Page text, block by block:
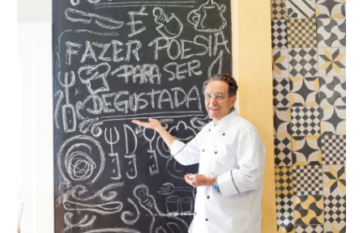
APRENDER
COZINHAR
GALINHA
CABIDELA